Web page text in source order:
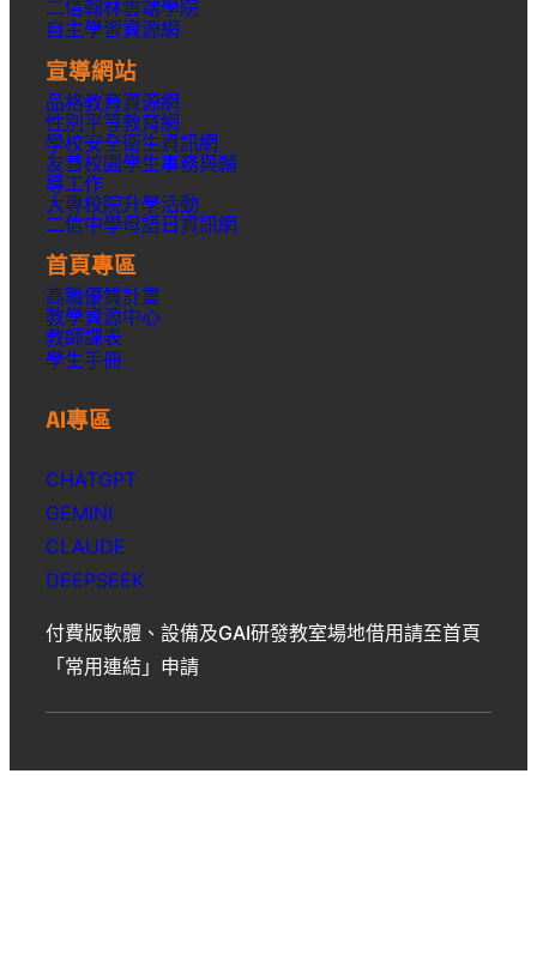
二信翰林雲端學院
自主學習資源網
宣導網站
品格教育資源網
性別平等教育網
學校安全衛生資訊網
友善校園學生事務與輔
導工作
大專校院升學活動
二信中學母語日資訊網
首頁專區
高職優質計畫
教學資源中心
教師課表
學生手冊
AI專區
CHATGPT
GEMINI
CLAUDE
DEEPSEEK
付費版軟體、設備及GAI研發教室場地借用請至首頁
「常用連結」申請